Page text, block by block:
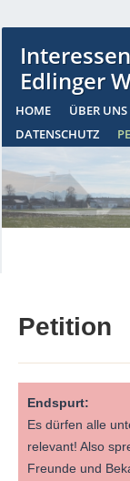
Edlinger
HOME ÜBER UNS
DATENSCHUTZ
Petition
Endspurt:
Es dürfen alle
relevant! Also
Freunde und